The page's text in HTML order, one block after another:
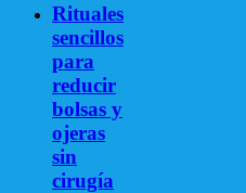
Rituales
sencillos
para
reducir
bolsas y
ojeras
sin
cirugía